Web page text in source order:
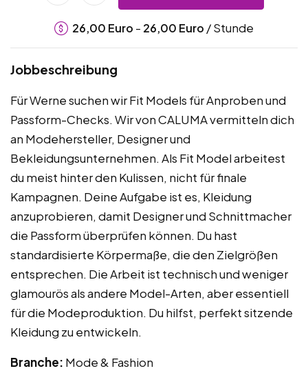
26,00 Euro - 26,00 Euro / Stunde
Jobbeschreibung
Für Werne suchen wir Fit Models für Anproben und
Passform-Checks. Wir von CALUMA vermitteln dich
an Modehersteller, Designer und
Bekleidungsunternehmen. Als Fit Model arbeitest
du meist hinter den Kulissen, nicht für finale
Kampagnen. Deine Aufgabe ist es, Kleidung
anzuprobieren, damit Designer und Schnittmacher
die Passform überprüfen können. Du hast
standardisierte Körpermaße, die den Zielgrößen
entsprechen. Die Arbeit ist technisch und weniger
glamourös als andere Model-Arten, aber essentiell
für die Modeproduktion. Du hilfst, perfekt sitzende
Kleidung zu entwickeln.
Branche: Mode & Fashion